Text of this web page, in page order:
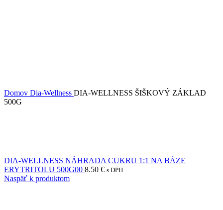
Domov Dia-Wellness DIA-WELLNESS ŠIŠKOVÝ ZÁKLAD
500G
DIA-WELLNESS NÁHRADA CUKRU 1:1 NA BÁZE
ERYTRITOLU 500G00 8.50 € s DPH
Naspäť k produktom